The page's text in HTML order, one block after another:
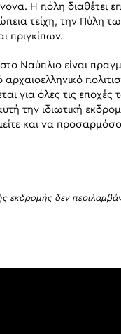
Η πόλη διαθέτει
τείχη, την Πύλη
πριγκίπων.
Ναύπλιο είναι
για όλες τις εποχές
την ιδιωτική
και να
εκδρομής δεν